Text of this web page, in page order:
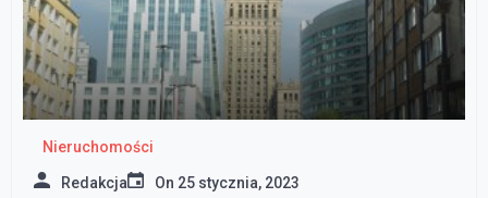
Nieruchomości
Redakcja On 25 stycznia, 2023